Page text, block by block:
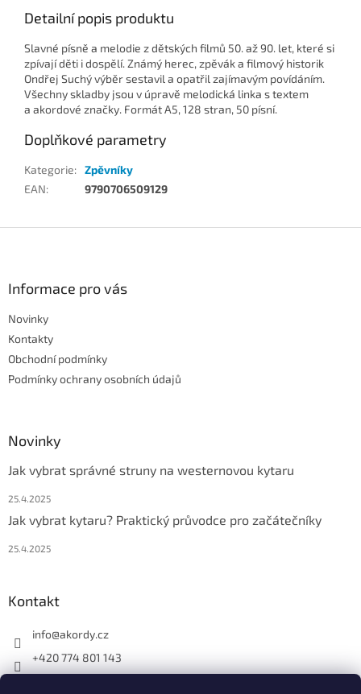
Detailní popis produktu
Slavné písně a melodie z dětských filmů 50. až 90. let, které si
zpívají děti i dospělí. Známý herec, zpěvák a filmový historik
Ondřej Suchý výběr sestavil a opatřil zajímavým povídáním.
Všechny skladby jsou v úpravě melodická linka s textem
a akordové značky. Formát A5, 128 stran, 50 písní.
Doplňkové parametry
Kategorie: Zpěvníky
EAN: 9790706509129
Informace pro vás
Novinky
Kontakty
Obchodní podmínky
Podmínky ochrany osobních údajů
Novinky
Jak vybrat správné struny na westernovou kytaru
25.4.2025
Jak vybrat kytaru? Praktický průvodce pro začátečníky
25.4.2025
Kontakt
info@akordy.cz
+420 774 801 143